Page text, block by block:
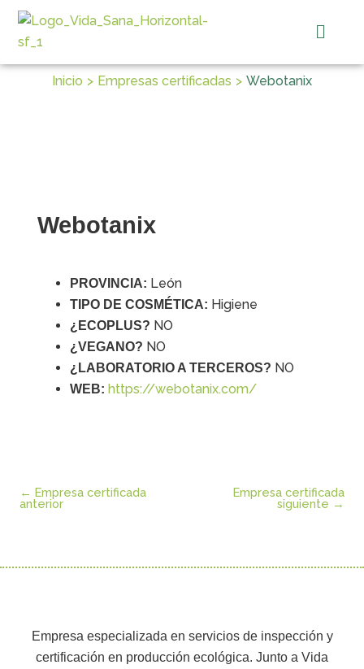
contenido
Menú
Inicio Empresas certificadas Webotanix
Webotanix
PROVINCIA: León
TIPO DE COSMÉTICA: Higiene
¿ECOPLUS? NO
¿VEGANO? NO
¿LABORATORIO A TERCEROS? NO
WEB: https://webotanix.com/
← Empresa certificada
anterior
Empresa certificada
siguiente →
Empresa especializada en servicios de inspección y
certificación en producción ecológica. Junto a Vida